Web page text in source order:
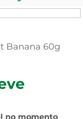
Banana 60g
no momento